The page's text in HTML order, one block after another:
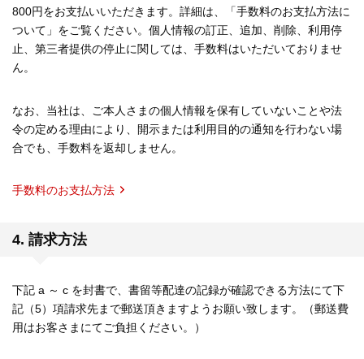
800円をお支払いいただきます。詳細は、「手数料のお支払方法に
ついて」をご覧ください。個人情報の訂正、追加、削除、利用停
止、第三者提供の停止に関しては、手数料はいただいておりませ
ん。
なお、当社は、ご本人さまの個人情報を保有していないことや法
令の定める理由により、開示または利用目的の通知を行わない場
合でも、手数料を返却しません。
手数料のお支払方法
4. 請求方法
下記 a ～ c を封書で、書留等配達の記録が確認できる方法にて下
記（5）項請求先まで郵送頂きますようお願い致します。（郵送費
用はお客さまにてご負担ください。）